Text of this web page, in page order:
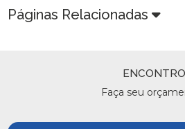
Páginas Relacionadas
Faça seu